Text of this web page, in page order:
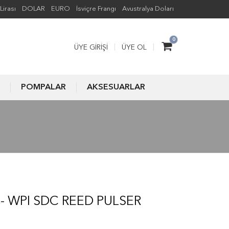
DOLAR EURO İsviçre Frangı Avustralya Doları
0
ÜYE GIRIŞI ÜYE OL
POMPALAR AKSESUARLAR
WPI SDC REED PULSER